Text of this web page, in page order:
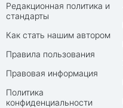
Редакционная политика и
стандарты
Как стать нашим автором
Правила пользования
Правовая информация
Политика
конфиденциальности